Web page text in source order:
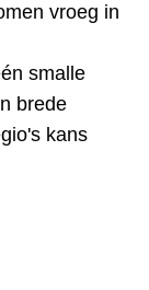
vroeg in
smalle
brede
kans